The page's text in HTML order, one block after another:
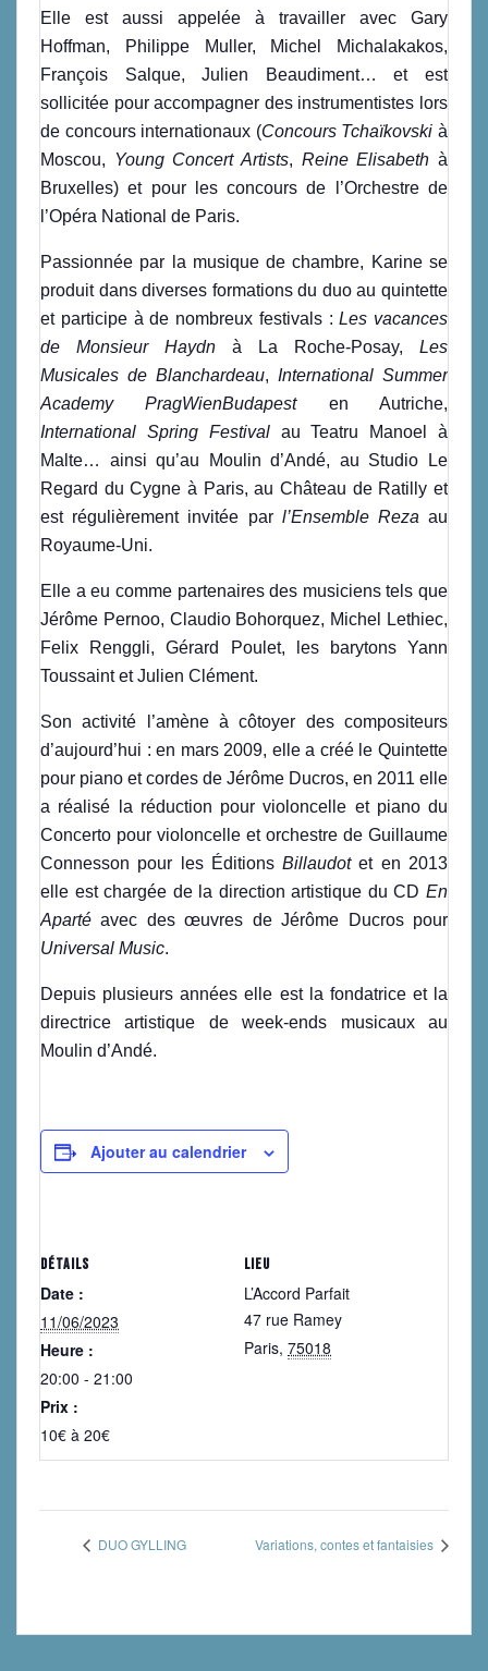
Elle est aussi appelée à travailler avec Gary
Hoffman, Philippe Muller, Michel Michalakakos,
François Salque, Julien Beaudiment… et est
sollicitée pour accompagner des instrumentistes lors
de concours internationaux (Concours Tchaïkovskià
Moscou, Young Concert Artists, Reine Elisabethà
Bruxelles) et pour les concours de l’Orchestre de
l’Opéra National de Paris.
Passionnée par la musique de chambre, Karine se
produit dans diverses formations du duo au quintette
et participe à de nombreux festivals :Les vacances
de Monsieur Haydn à La Roche-Posay, Les
Musicales de Blanchardeau, International Summer
Academy PragWienBudapest en Autriche,
International Spring Festival au Teatru Manoel à
Malte… ainsi qu’au Moulin d’Andé, au Studio Le
Regard du Cygne à Paris, au Château de Ratilly et
est régulièrement invitée par l’Ensemble Rezaau
Royaume-Uni.
Elle a eu comme partenaires des musiciens tels que
Jérôme Pernoo, Claudio Bohorquez, Michel Lethiec,
Felix Renggli, Gérard Poulet, les barytons Yann
Toussaint et Julien Clément.
Son activité l’amène à côtoyer des compositeurs
d’aujourd’hui : en mars 2009, elle a créé le Quintette
pour piano et cordes de Jérôme Ducros, en 2011 elle
a réalisé la réduction pour violoncelle et piano du
Concerto pour violoncelle et orchestre de Guillaume
Connesson pour les ÉditionsBillaudotet en 2013
elle est chargée de la direction artistique du CD En
Apartéavec des œuvres de Jérôme Ducros pour
Universal Music.
Depuis plusieurs années elle est la fondatrice et la
directrice artistique de week-ends musicaux au
Moulin d’Andé.
Ajouter au calendrier
DÉTAILS
Date :
11/06/2023
Heure :
20:00 - 21:00
Prix :
10€ à 20€
LIEU
L’Accord Parfait
47 rue Ramey
Paris, 75018
DUO GYLLING Variations, contes et fantaisies